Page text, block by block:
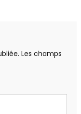
Les champs